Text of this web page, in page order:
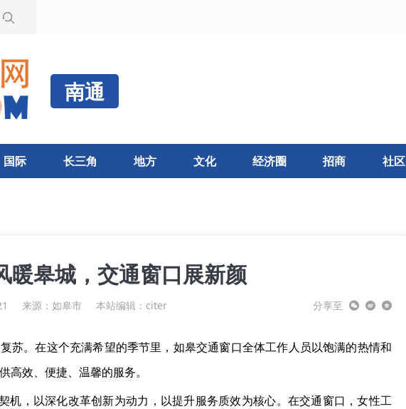
南通
国际 长三角 地方 文化 经济圈 招商 社区
暖皋城，交通窗口展新颜
来源： 如皋市 本站编辑：citer 分享至
苏。在这个充满希望的季节里，如皋交通窗口全体工作人员以饱满的热情和
高效、便捷、温馨的服务。
机，以深化改革创新为动力，以提升服务质效为核心。在交通窗口，女性工